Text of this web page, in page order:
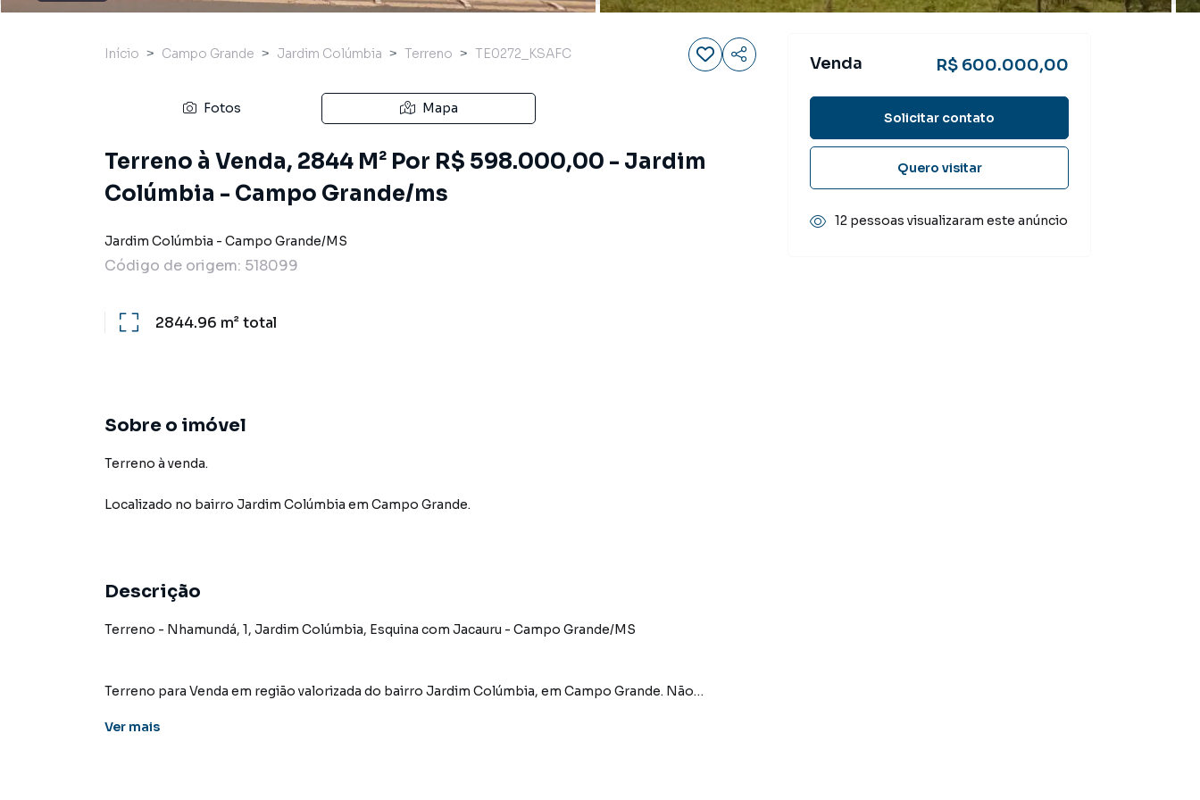
Início Campo Grande Jardim Colúmbia Terreno TE0272_KSAFC
Fotos Mapa
Terreno à Venda, 2844 M² Por R$ 598.000,00 - Jardim
Colúmbia - Campo Grande/ms
Jardim Colúmbia - Campo Grande/MS
Código de origem: 518099
2844.96 m²total
Sobre o imóvel
Terreno à venda.
Localizado no bairro Jardim Colúmbia em Campo Grande.
Descrição
Terreno - Nhamundá, 1, Jardim Colúmbia, Esquina com Jacauru - Campo Grande/MS
Terreno para Venda em região valorizada do bairro Jardim Colúmbia, em Campo Grande. Não
contato com nossa equipe pelo telefone (67) 3213-4243.
Ver mais
Venda R$ 600.000,00
Solicitar contato
Quero visitar
12 pessoas visualizaram este anúncio